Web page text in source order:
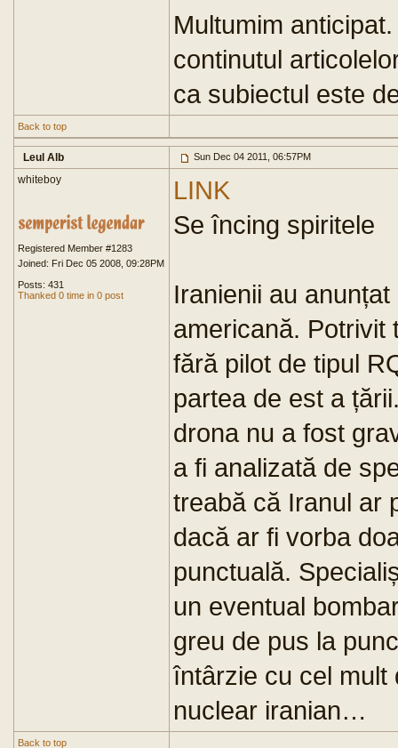
Multumim
continutul
ca subiectul este
Back to top
Leul Alb Sun Dec 04 2011, 06:57PM
whiteboy
Registered Member #1283
Joined: Fri Dec 05 2008, 09:28PM
Posts: 431
Thanked 0 time in 0 post
LINK
Se încing spiritele
Iranienii au
americană. Potrivit
fără pilot de tipul
partea de est a
drona nu a fost
a fi analizată de
treabă că Iranul ar
dacă ar fi vorba
punctuală.
un eventual
greu de pus la
întârzie cu cel mult
nuclear iranian…
Back to top